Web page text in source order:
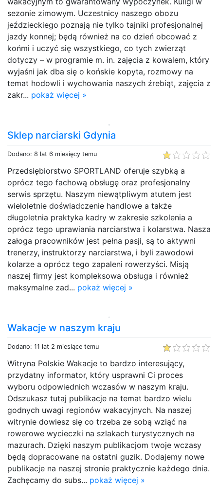
sezonie zimowym. Uczestnicy naszego obozu
jeździeckiego poznają nie tylko tajniki profesjonalnej
jazdy konnej; będą również na co dzień obcować z
końmi i uczyć się wszystkiego, co tych zwierząt
dotyczy – w programie m. in. zajęcia z kowalem, który
wyjaśni jak dba się o końskie kopyta, rozmowy na
temat hodowli i wychowania naszych źrebiąt, zajęcia z
zakr... pokaż więcej »
Sklep narciarski Gdynia
Dodano: 8 lat 6 miesięcy temu
Przedsiębiorstwo SPORTLAND oferuje szybką a
oprócz tego fachową obsługę oraz profesjonalny
serwis sprzętu. Naszym niewątpliwym atutem jest
wieloletnie doświadczenie handlowe a także
długoletnia praktyka kadry w zakresie szkolenia a
oprócz tego uprawiania narciarstwa i kolarstwa. Nasza
załoga pracowników jest pełna pasji, są to aktywni
trenerzy, instruktorzy narciarstwa, i byli zawodowi
kolarze a oprócz tego zapaleni rowerzyści. Misją
naszej firmy jest kompleksowa obsługa i również
maksymalne zad... pokaż więcej »
Wakacje w naszym kraju
Dodano: 11 lat 2 miesiące temu
Witryna Polskie Wakacje to bardzo interesujący,
przydatny informator, który usprawni Ci proces
wyboru odpowiednich wczasów w naszym kraju.
Odszukasz tutaj publikacje na temat bardzo wielu
godnych uwagi regionów wakacyjnych. Na naszej
witrynie dowiesz się co trzeba ze sobą wziąć na
rowerowe wycieczki na szlakach turystycznych na
mazurach. Dzięki naszym publikacjom twoje wczasy
będą dopracowane na ostatni guzik. Dodajemy nowe
publikacje na naszej stronie praktycznie każdego dnia.
Zachęcamy do subs... pokaż więcej »